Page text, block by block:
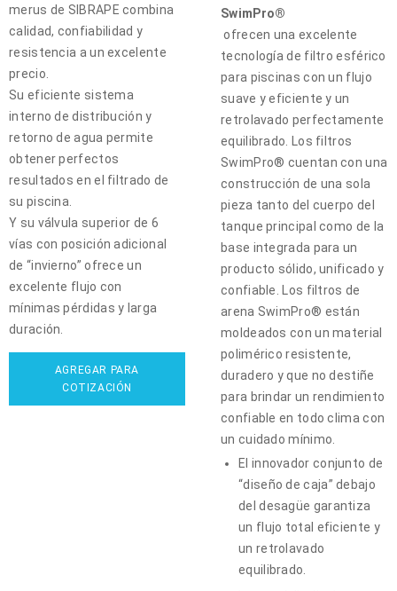
merus de SIBRAPE combina
calidad, confiabilidad y
resistencia a un excelente
precio.
Su eficiente sistema
interno de distribución y
retorno de agua permite
obtener perfectos
resultados en el filtrado de
su piscina.
Y su válvula superior de 6
vías con posición adicional
de “invierno” ofrece un
excelente flujo con
mínimas pérdidas y larga
duración.
AGREGAR PARA
COTIZACIÓN
SwimPro®
ofrecen una excelente
tecnología de filtro esférico
para piscinas con un flujo
suave y eficiente y un
retrolavado perfectamente
equilibrado. Los filtros
SwimPro® cuentan con una
construcción de una sola
pieza tanto del cuerpo del
tanque principal como de la
base integrada para un
producto sólido, unificado y
confiable. Los filtros de
arena SwimPro® están
moldeados con un material
polimérico resistente,
duradero y que no destiñe
para brindar un rendimiento
confiable en todo clima con
un cuidado mínimo.
El innovador conjunto de
“diseño de caja” debajo
del desagüe garantiza
un flujo total eficiente y
un retrolavado
equilibrado.